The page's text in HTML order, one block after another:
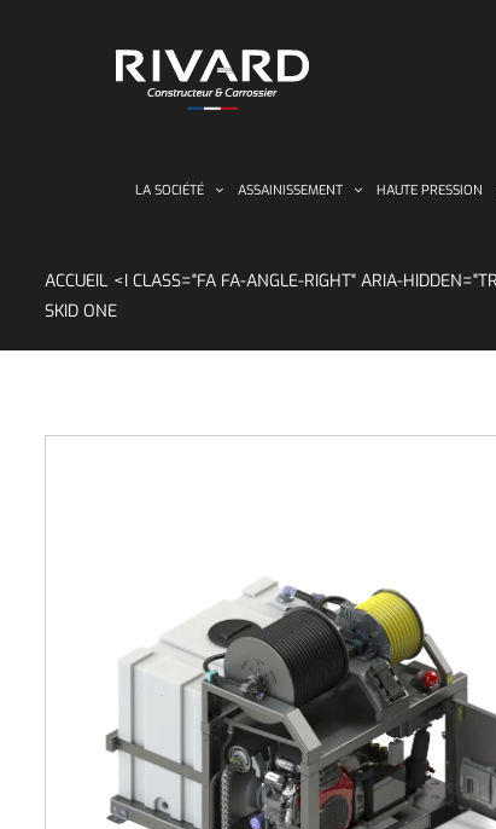
LA SOCIÉTÉ ASSAINISSEMENT HAUTE PRESSION
ACCUEIL
SKID ONE